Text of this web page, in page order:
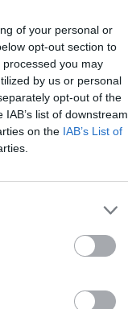
of your personal or
opt-out section to
you may
by us or personal
opt-out of the
list of downstream
on the IAB’s List of